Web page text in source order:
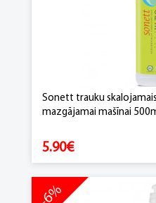
Sonett trauku
mazgājamai mašīnai
5.90€
-6%